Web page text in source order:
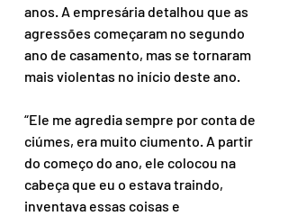
anos. A empresária detalhou que as
agressões começaram no segundo
ano de casamento, mas se tornaram
mais violentas no início deste ano.
“Ele me agredia sempre por conta de
ciúmes, era muito ciumento. A partir
do começo do ano, ele colocou na
cabeça que eu o estava traindo,
inventava essas coisas e